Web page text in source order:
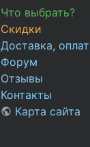
Что выбрать?
Скидки
Доставка,
Форум
Отзывы
Контакты
Карта сайта